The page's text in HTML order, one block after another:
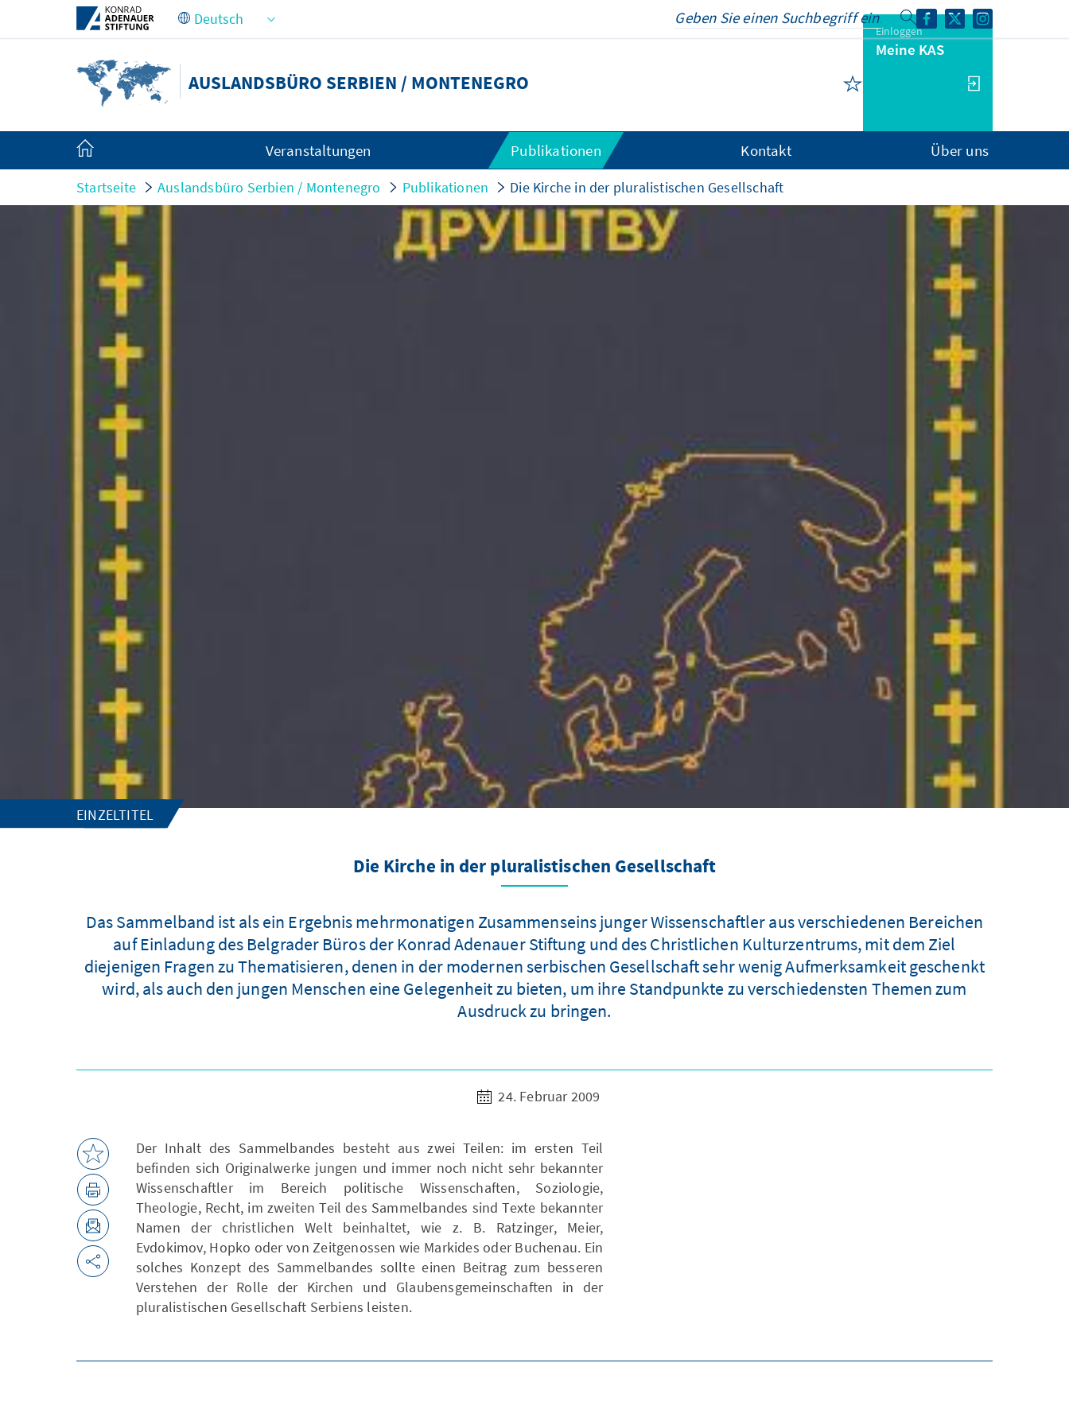
Zum Hauptinhalt springen
AUSLANDSBÜRO SERBIEN / MONTENEGRO
Einloggen
Meine KAS
Veranstaltungen Publikationen Kontakt Über uns
Startseite Auslandsbüro Serbien / Montenegro Publikationen Die Kirche in der pluralistischen Gesellschaft
EINZELTITEL
Die Kirche in der pluralistischen Gesellschaft
Das Sammelband ist als ein Ergebnis mehrmonatigen Zusammenseins junger Wissenschaftler aus verschiedenen Bereichen
auf Einladung des Belgrader Büros der Konrad Adenauer Stiftung und des Christlichen Kulturzentrums, mit dem Ziel
diejenigen Fragen zu Thematisieren, denen in der modernen serbischen Gesellschaft sehr wenig Aufmerksamkeit geschenkt
wird, als auch den jungen Menschen eine Gelegenheit zu bieten, um ihre Standpunkte zu verschiedensten Themen zum
Ausdruck zu bringen.
24. Februar 2009
Der Inhalt des Sammelbandes besteht aus zwei Teilen: im ersten Teil
befinden sich Originalwerke jungen und immer noch nicht sehr bekannter
Wissenschaftler im Bereich politische Wissenschaften, Soziologie,
Theologie, Recht, im zweiten Teil des Sammelbandes sind Texte bekannter
Namen der christlichen Welt beinhaltet, wie z. B. Ratzinger, Meier,
Evdokimov, Hopko oder von Zeitgenossen wie Markides oder Buchenau. Ein
solches Konzept des Sammelbandes sollte einen Beitrag zum besseren
Verstehen der Rolle der Kirchen und Glaubensgemeinschaften in der
pluralistischen Gesellschaft Serbiens leisten.